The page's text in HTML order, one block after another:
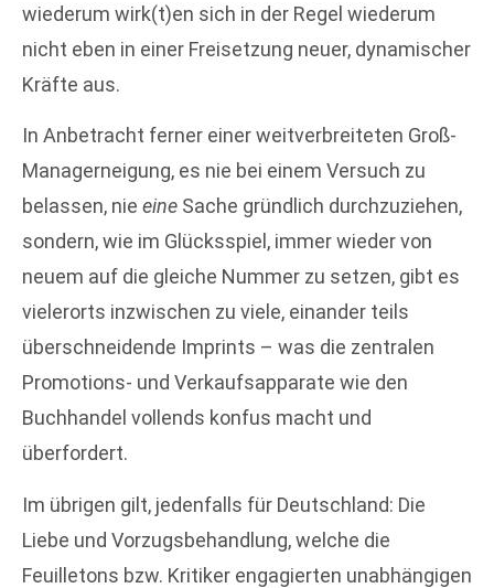
wiederum wirk(t)en sich in der Regel wiederum
nicht eben in einer Freisetzung neuer, dynamischer
Kräfte aus.
In Anbetracht ferner einer weitverbreiteten Groß-
Managerneigung, es nie bei einem Versuch zu
belassen, nie eine Sache gründlich durchzuziehen,
sondern, wie im Glücksspiel, immer wieder von
neuem auf die gleiche Nummer zu setzen, gibt es
vielerorts inzwischen zu viele, einander teils
überschneidende Imprints – was die zentralen
Promotions- und Verkaufsapparate wie den
Buchhandel vollends konfus macht und
überfordert.
Im übrigen gilt, jedenfalls für Deutschland: Die
Liebe und Vorzugsbehandlung, welche die
Feuilletons bzw. Kritiker engagierten unabhängigen